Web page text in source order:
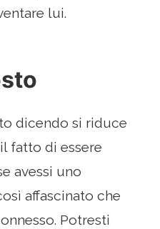
lui.
dicendo si riduce
fatto di essere
avessi uno
affascinato che
Potresti